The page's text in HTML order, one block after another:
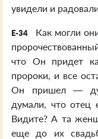
увидели и
E-34
Как могли
что Он придет
пророки, и все
Он пришел —
думали, что
Видите? А та
еще до их